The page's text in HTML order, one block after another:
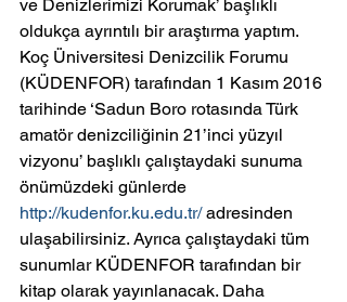
ve Denizlerimizi Korumak’ başlıklı
oldukça ayrıntılı bir araştırma yaptım.
Koç Üniversitesi Denizcilik Forumu
(KÜDENFOR) tarafından 1 Kasım 2016
tarihinde ‘Sadun Boro rotasında Türk
amatör denizciliğinin 21’inci yüzyıl
vizyonu’ başlıklı çalıştaydaki sunuma
önümüzdeki günlerde
http://kudenfor.ku.edu.tr/ adresinden
ulaşabilirsiniz. Ayrıca çalıştaydaki tüm
sunumlar KÜDENFOR tarafından bir
kitap olarak yayınlanacak. Daha